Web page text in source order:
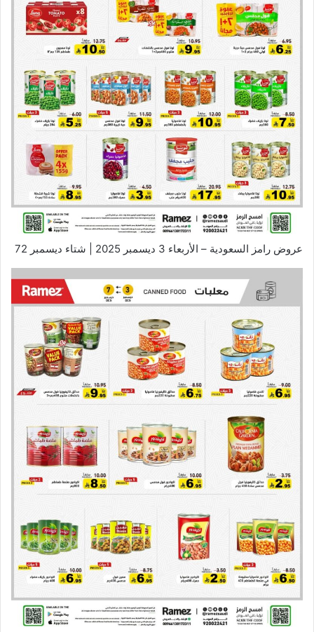
عروض رامز السعودية – الأربعاء 3 ديسمبر 2025 | شتاء ديسمبر 72